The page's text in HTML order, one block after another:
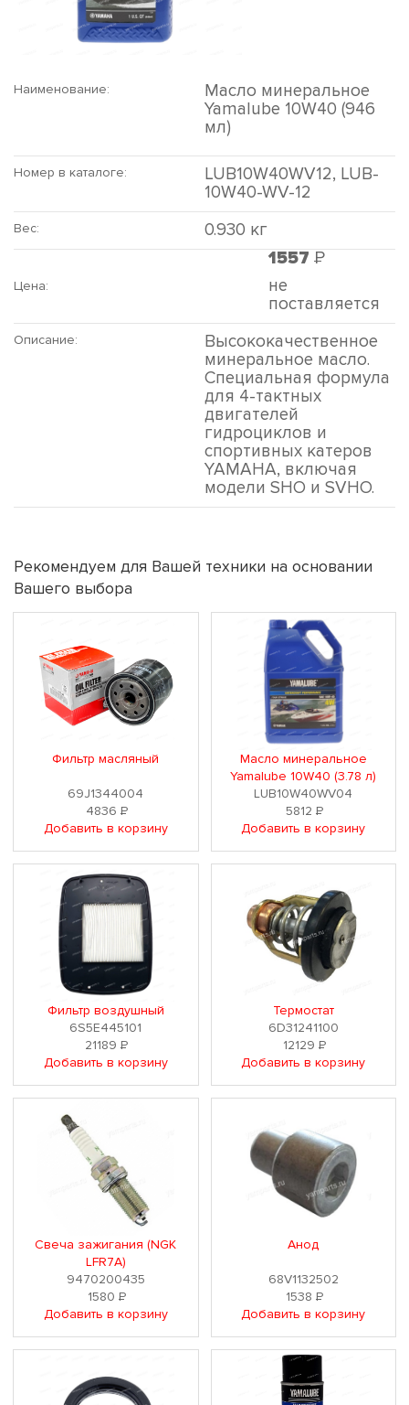
Наименование:
Масло минеральное
Yamalube 10W40 (946
мл)
Номер в каталоге:
LUB10W40WV12, LUB-
10W40-WV-12
Вес: 0.930 кг
Цена:
1557 Р
не
поставляется
Описание:
Высококачественное
минеральное масло.
Специальная формула
для 4-тактных
двигателей
гидроциклов и
спортивных катеров
YAMAHA, включая
модели SHO и SVHO.
Рекомендуем для Вашей техники на основании
Вашего выбора
Фильтр масляный
69J1344004
4836 Р
Добавить в корзину
Масло минеральное
Yamalube 10W40 (3.78 л)
LUB10W40WV04
5812 Р
Добавить в корзину
Фильтр воздушный
6S5E445101
21189Р
Добавить в корзину
Термостат
6D31241100
12129 Р
Добавить в корзину
Свеча зажигания (NGK
LFR7A)
9470200435
1580 Р
Добавить в корзину
Анод
68V1132502
1538 Р
Добавить в корзину